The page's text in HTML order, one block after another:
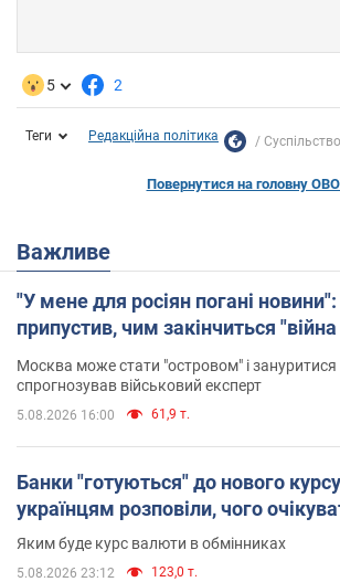
5 2
Теги Редакційна політика Суспільство
Повернутися на головну
Важливе
"У мене для росіян погані
припустив, чим закінчиться
Москва може стати "островом" і зануритися
спрогнозував військовий експерт
5.08.2026 16:00 61,9 т.
Банки "готуються" до нового
українцям розповіли, чого
Яким буде курс валюти в обмінниках
5.08.2026 23:12 123,0 т.